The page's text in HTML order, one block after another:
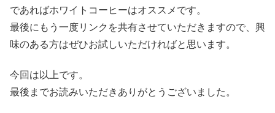
であればホワイトコーヒーはオススメです。
最後にもう一度リンクを共有させていただきますので、興
味のある方はぜひお試しいただければと思います。
今回は以上です。
最後までお読みいただきありがとうございました。